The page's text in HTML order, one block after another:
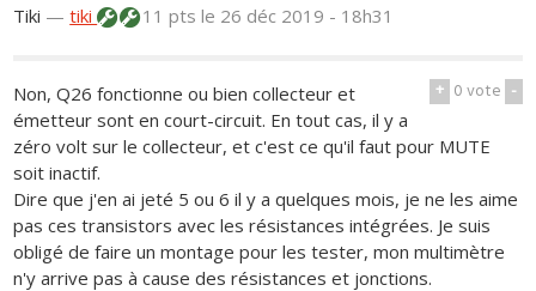
Tiki —tiki 11 ptsle 26 déc 2019 - 18h31
+ 0vote -
Non, Q26 fonctionne ou bien collecteur et
émetteur sont en court-circuit. En tout cas, il y a
zéro volt sur le collecteur, et c'est ce qu'il faut pour MUTE
soit inactif.
Dire que j'en ai jeté 5 ou 6 il y a quelques mois, je ne les aime
pas ces transistors avec les résistances intégrées. Je suis
obligé de faire un montage pour les tester, mon multimètre
n'y arrive pas à cause des résistances et jonctions.